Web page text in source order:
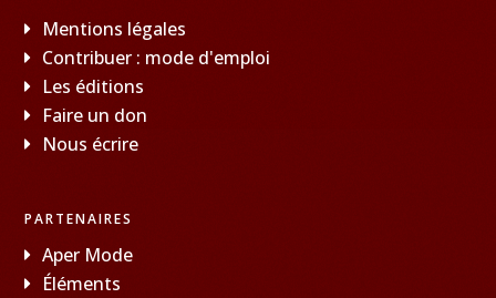
Mentions légales
Contribuer : mode d'emploi
Les éditions
Faire un don
Nous écrire
PARTENAIRES
Aper Mode
Éléments